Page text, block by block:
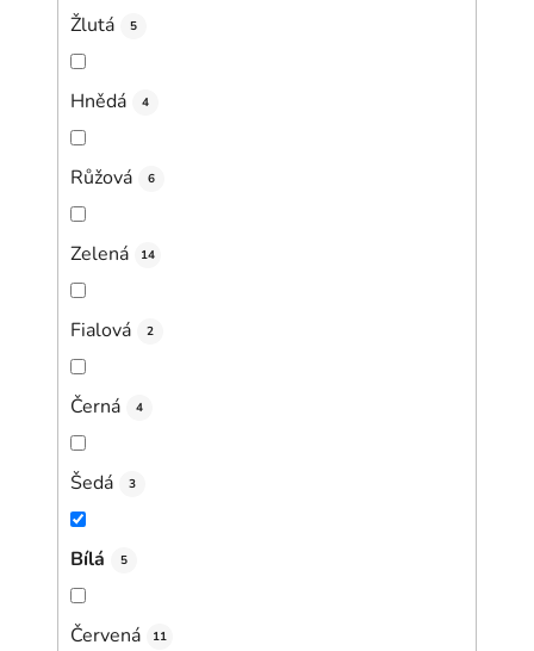
Žlutá 5
Hnědá 4
Růžová 6
Zelená 14
Fialová 2
Černá 4
Šedá 3
Bílá 5
Červená 11